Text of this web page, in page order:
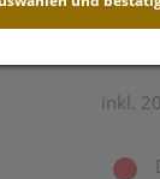
inkl.